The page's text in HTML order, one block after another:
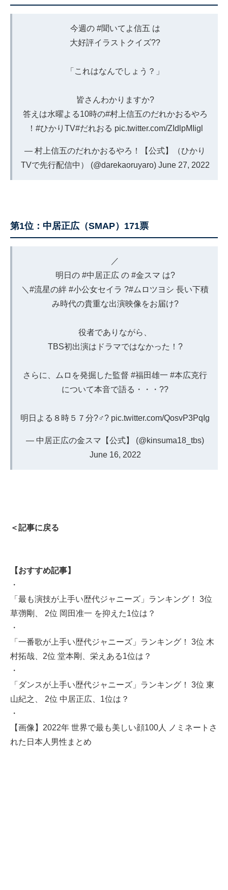
今週の #聞いてよ信五 は
大好評イラストクイズ?‍?
「これはなんでしょう？」
皆さんわかりますか?
答えは水曜よる10時の#村上信五のだれかおるやろ
！ #ひかりTV#だれおる pic.twitter.com/ZIdlpMIigl
— 村上信五のだれかおるやろ！【公式】（ひかり
TVで先行配信中） (@darekaoruyaro) June 27, 2022
第1位：中居正広（SMAP）171票
／
明日の #中居正広の #金スマ は?
＼ #流星の絆 #小公女セイラ ?#ムロツヨシ 長い下積
み時代の貴重な出演映像をお届け?
役者でありながら、
TBS初出演はドラマではなかった！?
さらに、ムロを発掘した監督 #福田雄一 #本広克行
について本音で語る・・・??
明日よる８時５７分?‍♂️? pic.twitter.com/QosvP3PqIg
— 中居正広の金スマ【公式】 (@kinsuma18_tbs)
June 16, 2022
＜記事に戻る
【おすすめ記事】
・
「最も演技が上手い歴代ジャニーズ」ランキング！ 3位
草彅剛、 2位 岡田准一 を抑えた1位は？
・
「一番歌が上手い歴代ジャニーズ」ランキング！ 3位 木
村拓哉、2位 堂本剛、栄えある1位は？
・
「ダンスが上手い歴代ジャニーズ」ランキング！ 3位 東
山紀之、 2位 中居正広、1位は？
・
【画像】2022年 世界で最も美しい顔100人 ノミネートさ
れた日本人男性まとめ